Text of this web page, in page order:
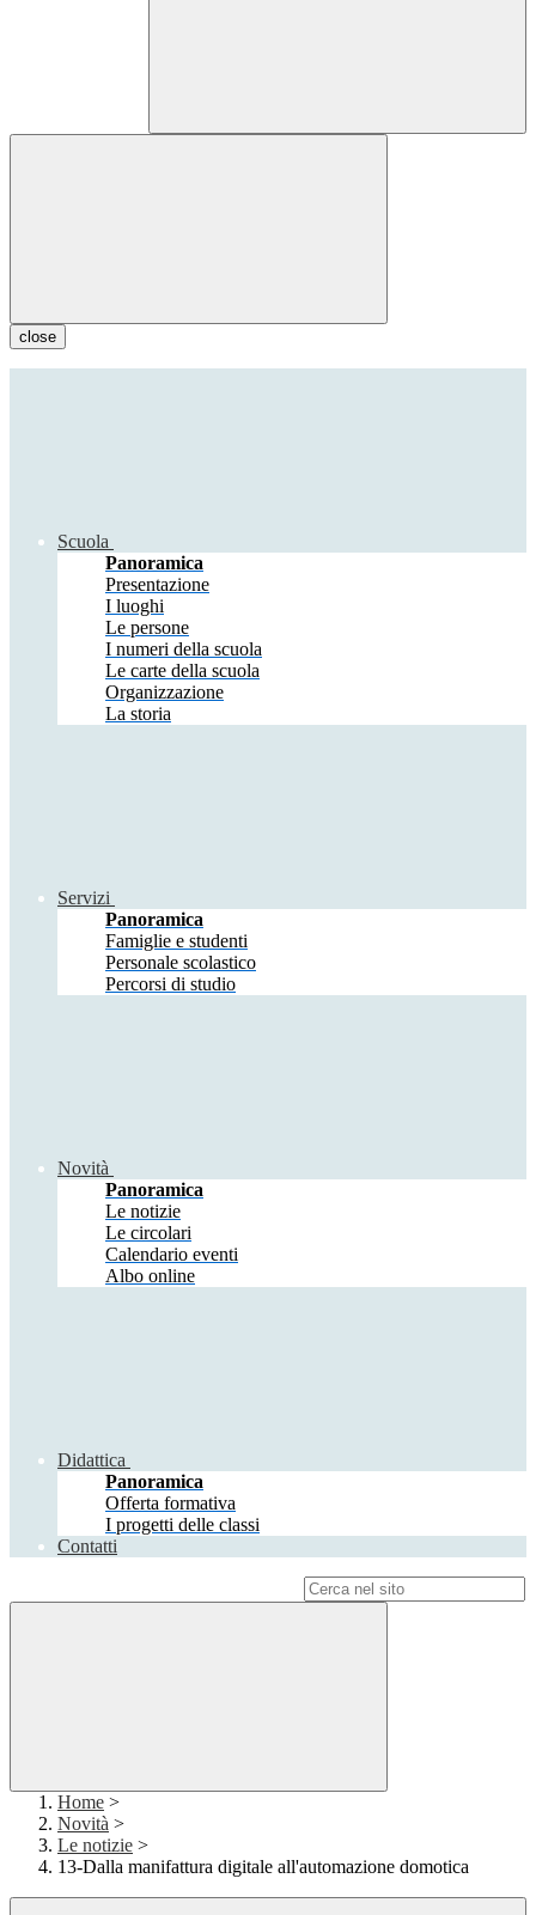
close
Scuola
Panoramica
Presentazione
I luoghi
Le persone
I numeri della scuola
Le carte della scuola
Organizzazione
La storia
Servizi
Panoramica
Famiglie e studenti
Personale scolastico
Percorsi di studio
Novità
Panoramica
Le notizie
Le circolari
Calendario eventi
Albo online
Didattica
Panoramica
Offerta formativa
I progetti delle classi
Contatti
Home >
Novità >
Le notizie >
13-Dalla manifattura digitale all'automazione domotica